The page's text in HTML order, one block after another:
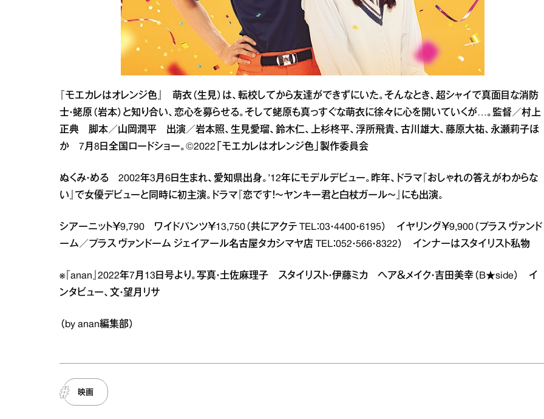
『モエカレはオレンジ色』 萌衣（生見）は、転校してから友達ができずにいた。そんなとき、超シャイで真面目な消防
士・蛯原（岩本）と知り合い、恋心を募らせる。そして蛯原も真っすぐな萌衣に徐々に心を開いていくが…。監督／村上
正典 脚本／山岡潤平 出演／岩本照、生見愛瑠、鈴木仁、上杉柊平、浮所飛貴、古川雄大、藤原大祐、永瀬莉子ほ
か 7月8日全国ロードショー。©2022「モエカレはオレンジ色」製作委員会
ぬくみ・める 2002年3月6日生まれ、愛知県出身。’12年にモデルデビュー。昨年、ドラマ『おしゃれの答えがわからな
い』で女優デビューと同時に初主演。ドラマ『恋です！～ヤンキー君と白杖ガール～』にも出演。
シアーニット￥9,790 ワイドパンツ￥13,750（共にアクテ TEL：03・4400・6195） イヤリング￥9,900（プラス ヴァンド
ーム／プラス ヴァンドーム ジェイアール名古屋タカシマヤ店 TEL：052・566・8322） インナーはスタイリスト私物
※『anan』2022年7月13日号より。写真・土佐麻理子 スタイリスト・伊藤ミカ ヘア＆メイク・吉田美幸（B★side） イ
ンタビュー、文・望月リサ
（by anan編集部）
映画